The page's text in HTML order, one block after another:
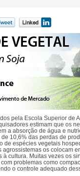
pela Escola Superior de
estimam que os
a absorção de água e
10,6% das perdas de
de espécies vegetais
agrossistemas os colocam
à cultura. Muitas vezes os
problemas como
o controle adequado